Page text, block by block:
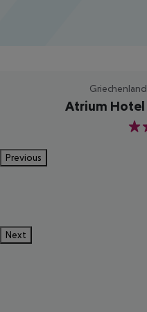
Atrium Hotel
4
Previous
Next